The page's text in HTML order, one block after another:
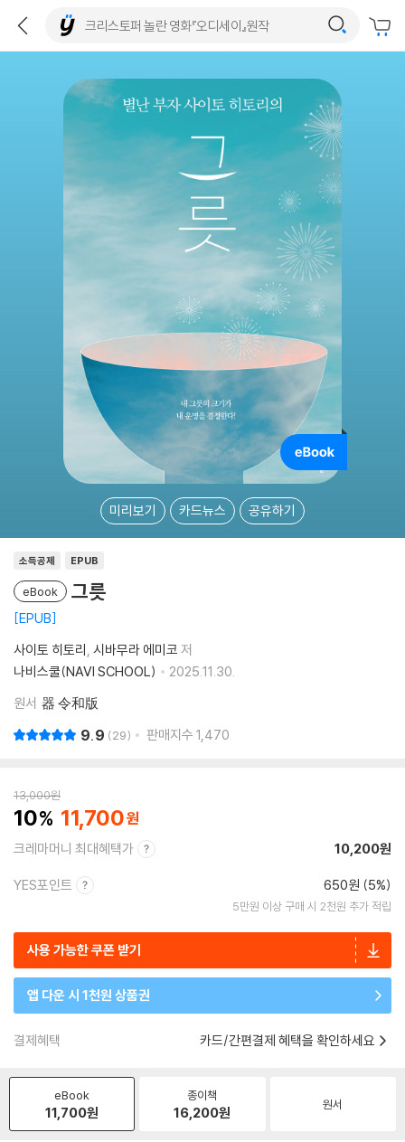
미리보기 카드뉴스 공유하기
소득공제 EPUB
eBook 그릇
EPUB
사이토 히토리 시바무라 에미코 저
나비스쿨(NAVI SCHOOL)
2025.11.30.
원서 器 令和版
9.9 29 판매지수 1,470
13,000원
10 11,700
크레마머니 최대혜택가 10,200원
YES포인트 650원 (5%)
5만원 이상 구매 시 2천원 추가 적립
사용 가능한 쿠폰 받기
앱 다운 시 1천원 상품권
결제혜택 카드/간편결제 혜택을 확인하세요
eBook
11,700원
종이책
16,200원 원서